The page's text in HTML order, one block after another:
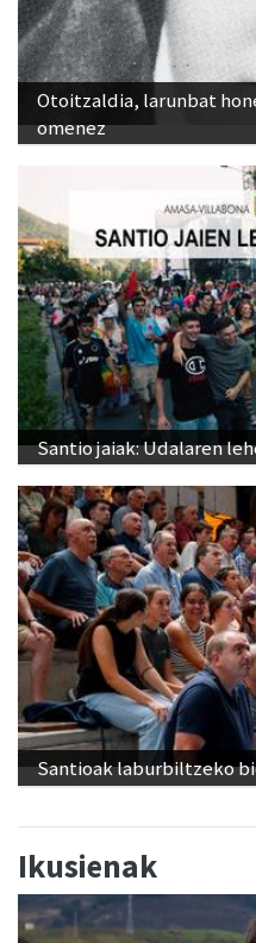
Otoitzaldia, larunbat
omenez
Santio jaiak: Udalaren
Santioak laburbiltzeko
Ikusienak